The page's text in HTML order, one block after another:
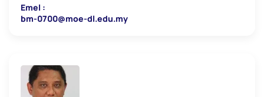
Emel :
bm-0700@moe-dl.edu.my